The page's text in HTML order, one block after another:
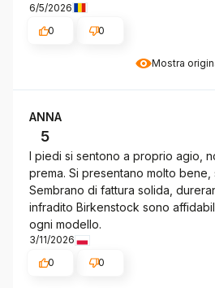
Mostra
6/5/2026
0
0
ANNA
5
I piedi si sentono a proprio agio,
prema. Si presentano molto
Sembrano di fattura solida,
infradito Birkenstock sono
ogni modello.
3/11/2026
0
0